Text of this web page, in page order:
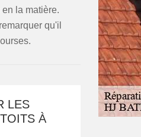
la matière.
qu'il
LES
À